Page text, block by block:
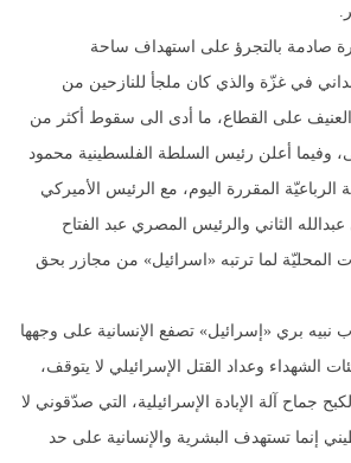
صادمة بالتجرؤ على استهداف ساحة
في غزّة والذي كان ملجأ للنازحين من
على القطاع، ما أدى الى سقوط أكثر من
وفيما أعلن رئيس السلطة الفلسطينية محمود
المقررة اليوم، مع الرئيس الأميركي
الثاني والرئيس المصري عبد الفتاح
المحليّة لما ترتبه «اسرائيل» من مجازر بحق
بري «إسرائيل» تصفع الإنسانية على وجهها
الشهداء وعداد القتل الإسرائيلي لا يتوقف،
جماح آلة الإبادة الإسرائيلية، التي صدّقوني لا
إنما تستهدف البشرية والإنسانية على حد